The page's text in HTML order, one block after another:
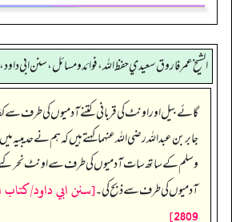
الشيخ عمر فاروق سعيدي حفظ الله، فوائد و مسائل، سنن ابي داود ،
گائے بیل اور اونٹ کی قربانی کتنے آدمیوں کی طرف
جابر بن عبداللہ رضی اللہ عنہما کہتے ہیں کہ ہم نے حدیبیہ
وسلم کے ساتھ سات آدمیوں کی طرف سے اونٹ نحر
آدمیوں کی طرف سے ذبح کی۔[سنن ابي داود/
2809]